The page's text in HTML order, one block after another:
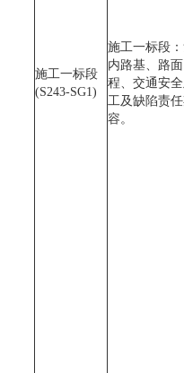
施工一标段
(S243-SG1)
施工一标段
内路基、路
程、交通安
工及缺陷责
容。